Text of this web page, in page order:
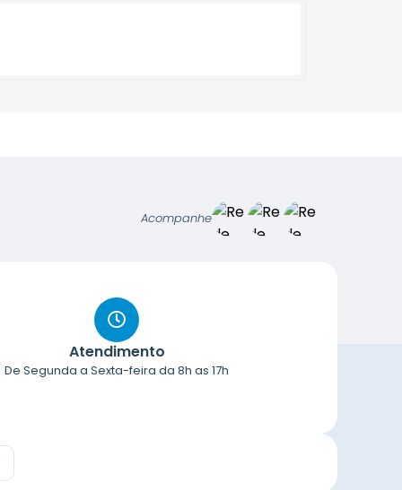
Acompanhe
Atendimento
De Segunda a Sexta-feira da 8h as 17h